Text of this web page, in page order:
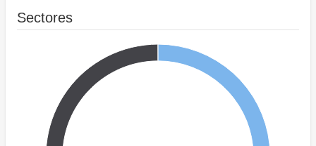
Sectores